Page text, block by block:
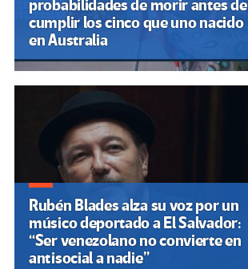
probabilidades de morir antes de
cumplir los cinco que uno nacido
en Australia
Rubén Blades alza su voz por un
músico deportado a El Salvador:
“Ser venezolano no convierte en
antisocial a nadie”